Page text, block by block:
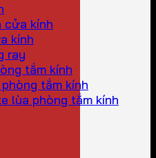
cửa kính
kính
ray
tắm kính
tắm kính
lùa phòng tắm kính